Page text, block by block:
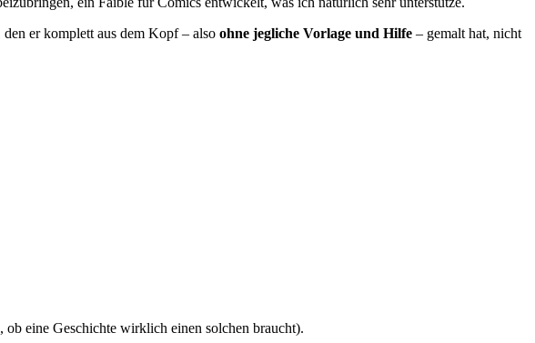
er komplett aus dem Kopf – also ohne jegliche Vorlage und Hilfe – gemalt hat, nicht
ob eine Geschichte wirklich einen solchen braucht).